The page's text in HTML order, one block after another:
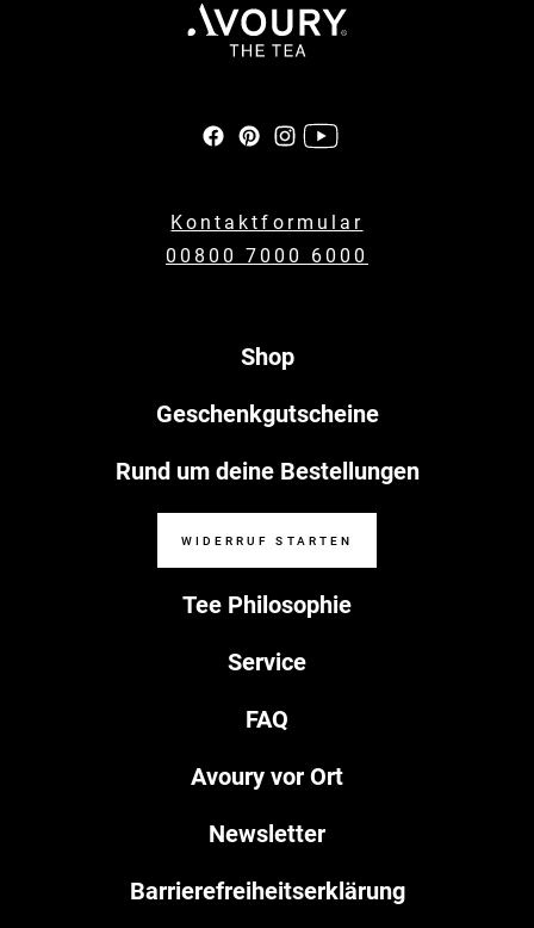
Kontaktformular
00800 7000 6000
Tee Philosophie
Service
FAQ
Avoury vor Ort
Newsletter
Barrierefreiheitserklärung
Shop
Geschenkgutscheine
Rund um deine Bestellungen
WIDERRUF STARTEN